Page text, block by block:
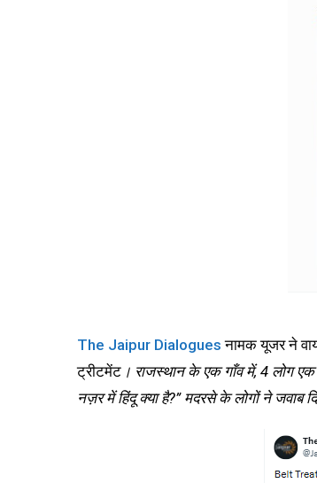
The Jaipur Dialogues नामक यूजर ने
ट्रीटमेंट । राजस्थान के एक गाँव में, 4 लोग
नज़र में हिंदू क्या है?” मदरसे के लोगों ने जवाब